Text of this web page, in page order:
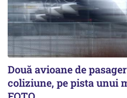
Două avioane de
coliziune, pe pista unui